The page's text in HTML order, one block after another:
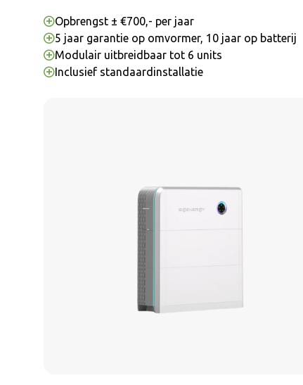
Opbrengst ± €700,- per jaar
5 jaar garantie op omvormer, 10 jaar op batterij
Modulair uitbreidbaar tot 6 units
Inclusief standaardinstallatie